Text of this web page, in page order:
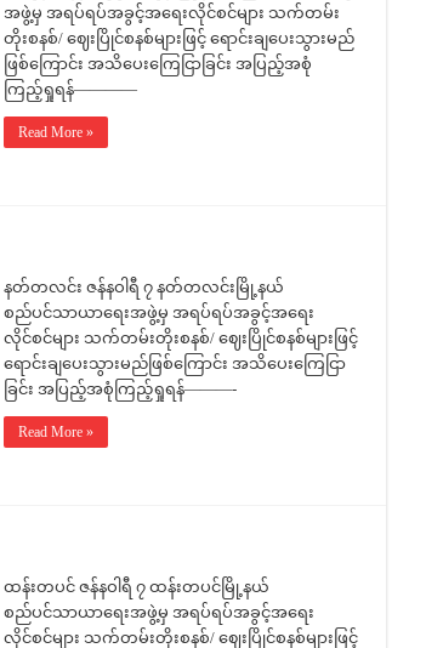
အဖွဲ့မှ အရပ်ရပ်အခွင့်အရေးလိုင်စင်များ သက်တမ်း
တိုးစနစ်/ ဈေးပြိုင်စနစ်များဖြင့် ရောင်းချပေးသွားမည်
ဖြစ်ကြောင်း အသိပေးကြေငြာခြင်း အပြည့်အစုံ
ကြည့်ရှုရန်————
Read More »
နတ်တလင်း ဇန်နဝါရီ ၇ နတ်တလင်းမြို့နယ်
စည်ပင်သာယာရေးအဖွဲ့မှ အရပ်ရပ်အခွင့်အရေး
လိုင်စင်များ သက်တမ်းတိုးစနစ်/ ဈေးပြိုင်စနစ်များဖြင့်
ရောင်းချပေးသွားမည်ဖြစ်ကြောင်း အသိပေးကြေငြာ
ခြင်း အပြည့်အစုံကြည့်ရှုရန်———-
Read More »
ထန်းတပင် ဇန်နဝါရီ ၇ ထန်းတပင်မြို့နယ်
စည်ပင်သာယာရေးအဖွဲ့မှ အရပ်ရပ်အခွင့်အရေး
လိုင်စင်များ သက်တမ်းတိုးစနစ်/ ဈေးပြိုင်စနစ်များဖြင့်